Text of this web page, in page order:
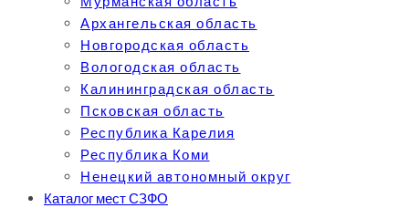
Архангельская область
Новгородская область
Вологодская область
Калининградская область
Псковская область
Республика Карелия
Республика Коми
Ненецкий автономный округ
Каталог мест СЗФО